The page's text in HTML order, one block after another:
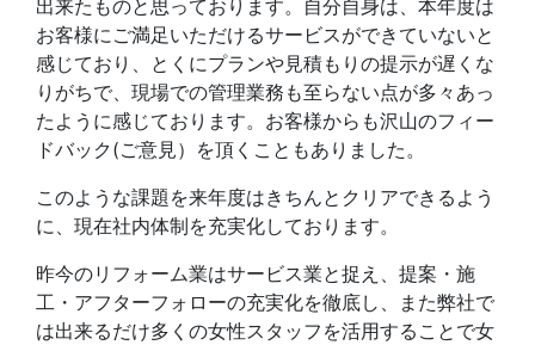
出来たものと思っております。自分自身は、本年度は
お客様にご満足いただけるサービスができていないと
感じており、とくにプランや見積もりの提示が遅くな
りがちで、現場での管理業務も至らない点が多々あっ
たように感じております。お客様からも沢山のフィー
ドバック(ご意見）を頂くこともありました。
このような課題を来年度はきちんとクリアできるよう
に、現在社内体制を充実化しております。
昨今のリフォーム業はサービス業と捉え、提案・施
工・アフターフォローの充実化を徹底し、また弊社で
は出来るだけ多くの女性スタッフを活用することで女